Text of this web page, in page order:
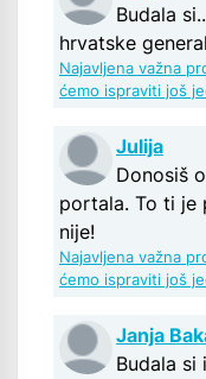
Budala
hrvatske
Najavljena važna
ćemo ispraviti još
Julija
Donosiš
portala. To ti je
nije!
Najavljena važna
ćemo ispraviti još
Janja
Budala si